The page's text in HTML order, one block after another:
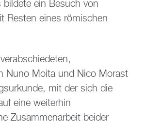
bildete ein Besuch von
Resten eines römischen
Nuno Moita und Nico Morast
mit der sich die
eine weiterhin
Zusammenarbeit beider